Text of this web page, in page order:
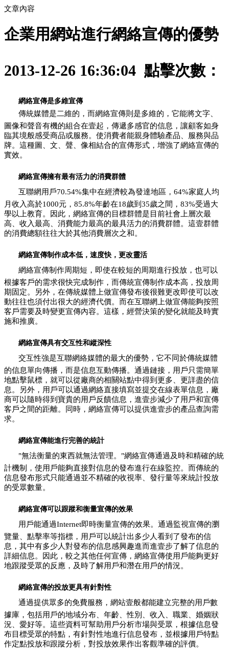
文章內容
企業用網站進行網絡宣傳的優勢
2013-12-26 16:36:04 點擊次數：
網絡宣傳是多維宣傳
傳統媒體是二維的，而網絡宣傳則是多維的，它能將文字、
圖像和聲音有機的組合在壹起，傳遞多感官的信息，讓顧客如身
臨其境般感受商品或服務。使消費者能親身體驗產品、服務與品
牌。這種圖、文、聲、像相結合的宣傳形式，增強了網絡宣傳的
實效。
網絡宣傳擁有最有活力的消費群體
互聯網用戶70.54%集中在經濟較為發達地區，64%家庭人均
月收入高於1000元，85.8%年齡在18歲到35歲之間，83%受過大
學以上教育。因此，網絡宣傳的目標群體是目前社會上層次最
高、收入最高、消費能力最高的最具活力的消費群體。這壹群體
的消費總額往往大於其他消費層次之和。
網絡宣傳制作成本低，速度快，更改靈活
網絡宣傳制作周期短，即使在較短的周期進行投放，也可以
根據客戶的需求很快完成制作，而傳統宣傳制作成本高，投放周
期固定。另外，在傳統媒體上做宣傳發布後很難更改即使可以改
動往往也須付出很大的經濟代價。而在互聯網上做宣傳能夠按照
客戶需要及時變更宣傳內容。這樣，經營決策的變化就能及時實
施和推廣。
網絡宣傳具有交互性和縱深性
交互性強是互聯網絡媒體的最大的優勢，它不同於傳統媒體
的信息單向傳播，而是信息互動傳播。通過鏈接，用戶只需簡單
地點擊鼠標，就可以從廠商的相關站點中得到更多、更詳盡的信
息。另外，用戶可以通過網絡直接填寫並提交在線表單信息，廠
商可以隨時得到寶貴的用戶反饋信息，進壹步減少了用戶和宣傳
客戶之間的距離。同時，網絡宣傳可以提供進壹步的產品查詢需
求。
網絡宣傳能進行完善的統計
"無法衡量的東西就無法管理。"網絡宣傳通過及時和精確的統
計機制，使用戶能夠直接對信息的發布進行在線監控。而傳統的
信息發布形式只能通過並不精確的收視率、發行量等來統計投放
的受眾數量。
網絡宣傳可以跟蹤和衡量宣傳的效果
用戶能通過Internet即時衡量宣傳的效果。通過監視宣傳的瀏
覽量、點擊率等指標，用戶可以統計出多少人看到了發布的信
息，其中有多少人對發布的信息感興趣進而進壹步了解了信息的
詳細信息。因此，較之其他任何宣傳，網絡宣傳使用戶能夠更好
地跟蹤受眾的反應，及時了解用戶和潛在用戶的情況。
網絡宣傳的投放更具有針對性
通過提供眾多的免費服務，網站壹般都能建立完整的用戶數
據庫，包括用戶的地域分布、年齡、性別、收入、職業、婚姻狀
況、愛好等。這些資料可幫助用戶分析市場與受眾，根據信息發
布目標受眾的特點，有針對性地進行信息發布，並根據用戶特點
作定點投放和跟蹤分析，對投放效果作出客觀準確的評價。